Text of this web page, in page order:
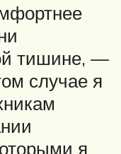
тишине, —
случае я
я